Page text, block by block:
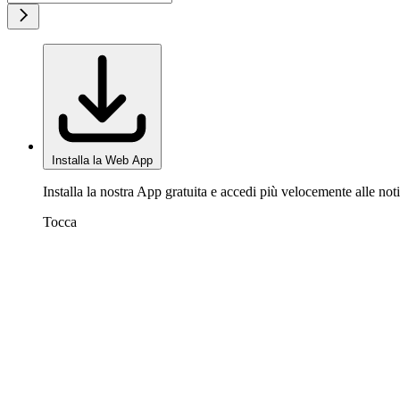
Installa la Web App
Installa la nostra App gratuita e accedi più velocemente alle
Tocca